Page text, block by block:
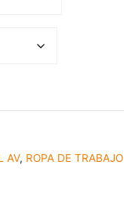
AV, ROPA DE TRABAJO